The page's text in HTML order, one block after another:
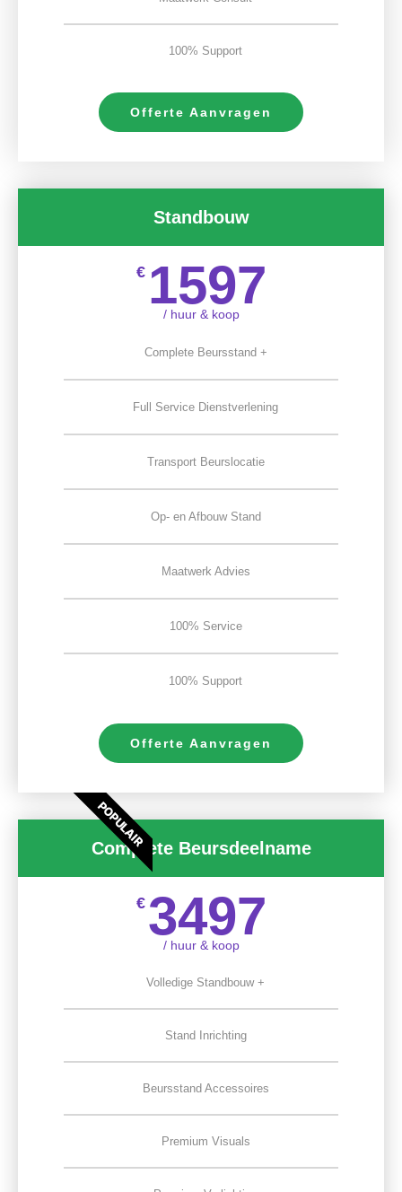
100% Support
Offerte Aanvragen
Standbouw
€ 1597
/ huur & koop
Complete Beursstand +
Full Service Dienstverlening
Transport Beurslocatie
Op- en Afbouw Stand
Maatwerk Advies
100% Service
100% Support
Offerte Aanvragen
POPULAIR
Complete Beursdeelname
€ 3497
/ huur & koop
Volledige Standbouw +
Stand Inrichting
Beursstand Accessoires
Premium Visuals